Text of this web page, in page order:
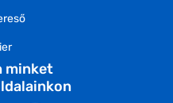
minket